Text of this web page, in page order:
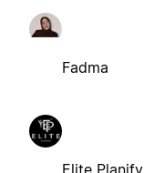
Fadma
Elite Planify